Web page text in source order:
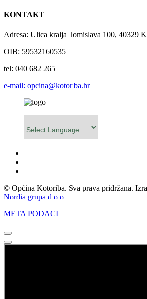
KONTAKT
Adresa: Ulica kralja Tomislava 100, 40329
OIB: 59532160535
tel: 040 682 265
e-mail: opcina@kotoriba.hr
© Općina Kotoriba. Sva prava pridržana.
Nordia grupa d.o.o.
META PODACI